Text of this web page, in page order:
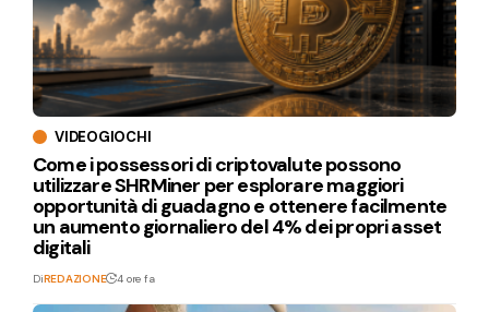
VIDEOGIOCHI
Come i possessori di criptovalute possono
utilizzare SHRMiner per esplorare maggiori
opportunità di guadagno e ottenere facilmente
un aumento giornaliero del 4% dei propri asset
digitali
DiREDAZIONE 4 ore fa